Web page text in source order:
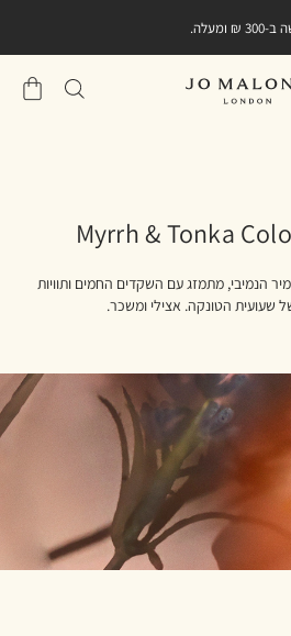
שֶׁלִי
Myrrh & Tonka
הנמיבי, מתמזג עם השקדים החמים ותוויות
שעועית הטונקה. אצילי ומשכר.